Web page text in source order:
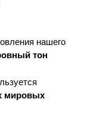
нашего
тон
мировых